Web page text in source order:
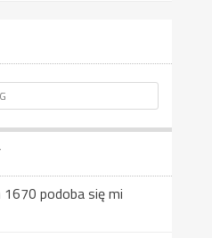
podoba się mi